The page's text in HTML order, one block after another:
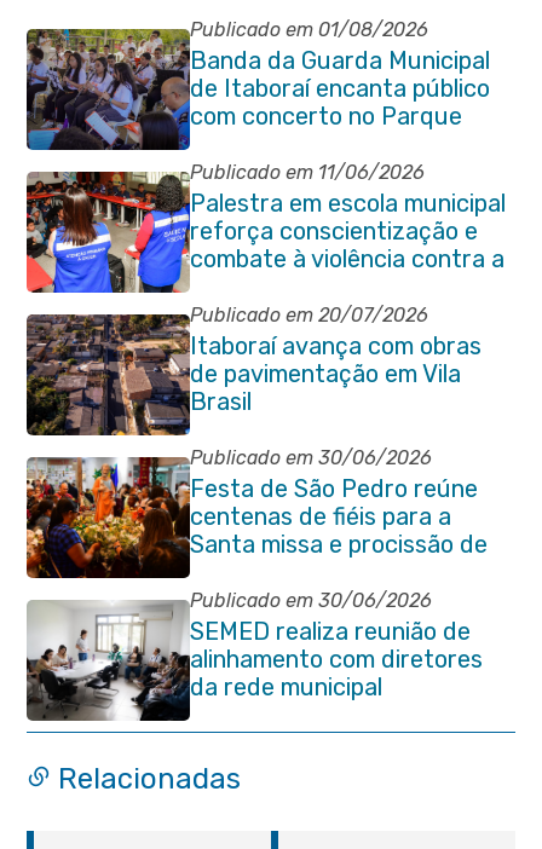
Publicado em 01/08/2026
Banda da Guarda Municipal
de Itaboraí encanta público
com concerto no Parque
Paleontológico
Publicado em 11/06/2026
Palestra em escola municipal
reforça conscientização e
combate à violência contra a
pessoa idosa em Itaboraí
Publicado em 20/07/2026
Itaboraí avança com obras
de pavimentação em Vila
Brasil
Publicado em 30/06/2026
Festa de São Pedro reúne
centenas de fiéis para a
Santa missa e procissão de
encerramento e shows
Publicado em 30/06/2026
SEMED realiza reunião de
alinhamento com diretores
da rede municipal
Relacionadas